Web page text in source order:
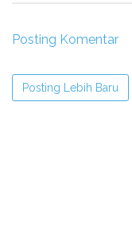
Posting Komentar
Posting Lebih Baru